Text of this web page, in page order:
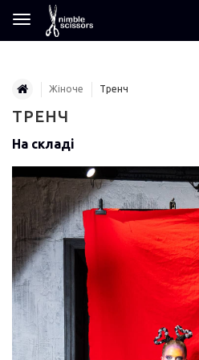
Жіноче Тренч
ТРЕНЧ
На складі